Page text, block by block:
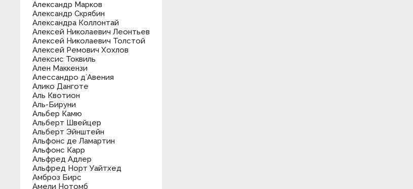
Александр Марков
Александр Скрябин
Александра Коллонтай
Алексей Николаевич Леонтьев
Алексей Николаевич Толстой
Алексей Ремович Хохлов
Алексис Токвиль
Ален Маккензи
Алессандро д`Авения
Алико Данготе
Аль Квотион
Аль-Бируни
Альбер Камю
Альберт Швейцер
Альберт Эйнштейн
Альфонс де Ламартин
Альфонс Карр
Альфред Адлер
Альфред Норт Уайтхед
Амброз Бирс
Амели Нотомб